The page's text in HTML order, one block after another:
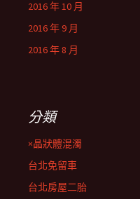
2016 年 10 月
2016 年 9 月
2016 年 8 月
分類
×晶狀體混濁
台北免留車
台北房屋二胎